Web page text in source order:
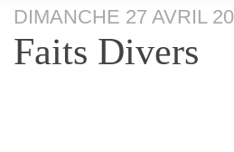
DIMANCHE 27 AVRIL
Faits Divers